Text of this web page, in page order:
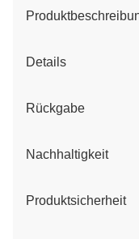
Details
Rückgabe
Nachhaltigkeit
Produktsicherheit